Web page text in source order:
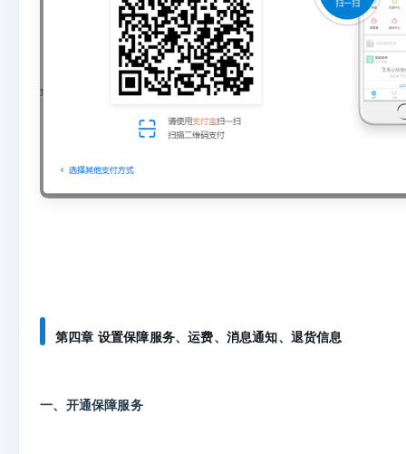
第四章 设置保障服务、运费、消息通知、退货信息
一、开通保障服务